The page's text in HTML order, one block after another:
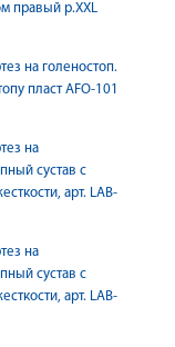
правый р.XXL
на голеностоп.
пласт AFO-101
на
сустав с
арт. LAB-
на
сустав с
арт. LAB-